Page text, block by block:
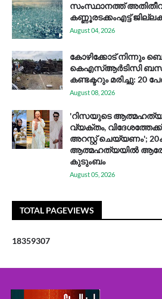
സം​സ്ഥാ​ന​ത്ത്
കണ്ണൂരടക്കംഎ​ട്ട്
August 04, 2026
കോഴിക്കോട് നിന്നും
കെഎസ്ആര്‍ടിസി
കണ്ടക്ടറും മരിച്ചു: 20
August 08, 2026
'റിസയുടെ ആത്മഹത്യാ
വ്യക്തം,
അറസ്റ്റ് ചെയ്യണം';
ആത്മഹത്യയിൽ
കുടുംബം
August 05, 2026
TOTAL PAGEVIEWS
18359307